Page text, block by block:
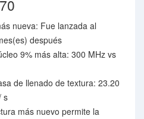
nueva: Fue lanzada al
después
9% más alta: 300 MHz vs
de llenado de textura: 23.20
s
más nuevo permite la